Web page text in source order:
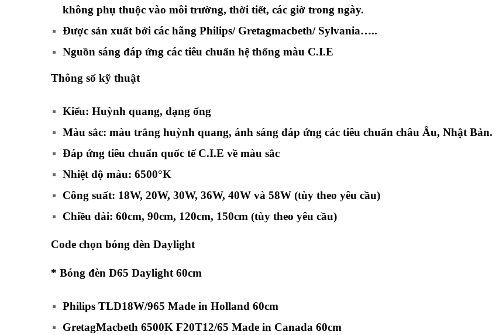
không phụ thuộc vào môi trường, thời tiết, các giờ trong ngày.
Được sản xuất bởi các hãng Philips/ Gretagmacbeth/ Sylvania…..
Nguồn sáng đáp ứng các tiêu chuẩn hệ thống màu C.I.E
Thông số kỹ thuật
Kiểu: Huỳnh quang, dạng ống
Màu sắc: màu trắng huỳnh quang, ánh sáng đáp ứng các tiêu chuẩn châu Âu, Nhật Bản.
Đáp ứng tiêu chuẩn quốc tế C.I.E về màu sắc
Nhiệt độ màu: 6500°K
Công suất: 18W, 20W, 30W, 36W, 40W và 58W (tùy theo yêu cầu)
Chiều dài: 60cm, 90cm, 120cm, 150cm (tùy theo yêu cầu)
Code chọn bóng đèn Daylight
* Bóng đèn D65 Daylight 60cm
Philips TLD18W/965 Made in Holland 60cm
GretagMacbeth 6500K F20T12/65 Made in Canada 60cm